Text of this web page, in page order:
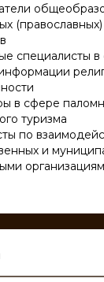
специалисты в
в сфере
туризма
по
и